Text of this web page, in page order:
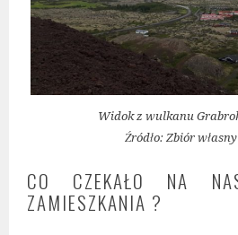
Widok z wulkanu
Źródło: Zbiór
CO CZEKAŁO NA
ZAMIESZKANIA ?